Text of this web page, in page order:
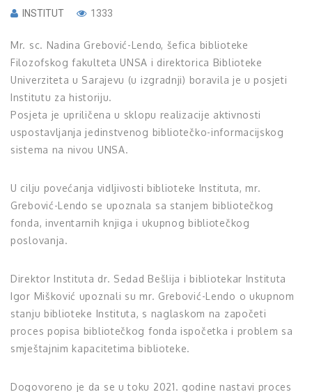
INSTITUT 1333
Mr. sc. Nadina Grebo­vić-Lendo, šefica biblioteke
Filozofskog fakulteta UNSA i direktorica Biblioteke
Univerziteta u Sarajevu (u izgradnji) boravila je u posjeti
Institutu za historiju.
Posjeta je upriličena u sklopu realizacije aktivnosti
uspostavljanja jedinstvenog bibliotečko-informacijskog
sistema na nivou UNSA.
U cilju povećanja vidljivosti biblioteke Instituta, mr.
Grebović-Lendo se upoznala sa stanjem bibliotečkog
fonda, inventarnih knjiga i ukupnog bibliotečkog
poslovanja.
Direktor Instituta dr. Sedad Bešlija i bibliotekar Instituta
Igor Mišković upoznali su mr. Grebović-Lendo o ukupnom
stanju biblioteke Instituta, s naglaskom na započeti
proces popisa bibliotečkog fonda ispočetka i problem sa
smještajnim kapacitetima biblioteke.
Dogovoreno je da se u toku 2021. godine nastavi proces